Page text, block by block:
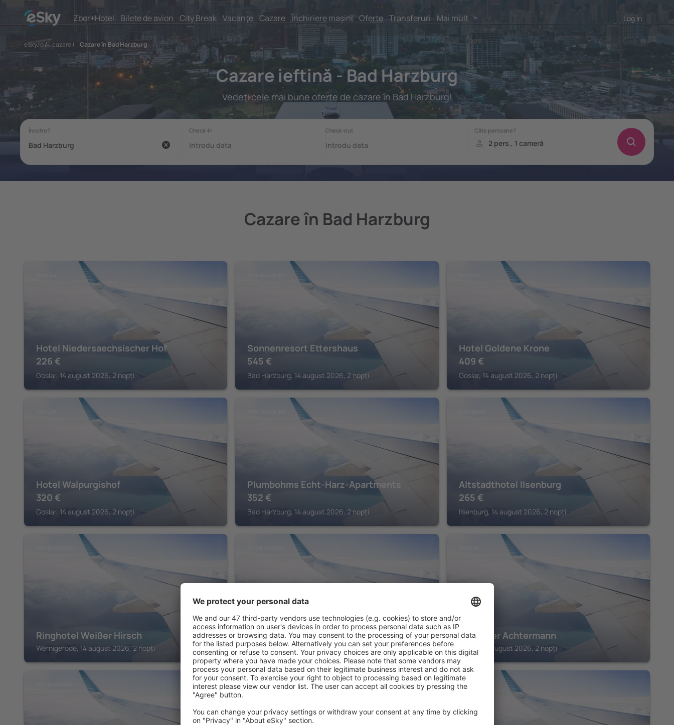
Zbor+Hotel Bilete de avion City Break Vacanţe Cazare Închiriere mașini Oferte Transferuri Mai mult Log in
eSky.ro/ cazare/ Cazare în Bad Harzburg
Cazare ieftină - Bad Harzburg
Vedeţi cele mai bune oferte de cazare în Bad Harzburg!
Cazare în Bad Harzburg
Hotel Niedersaechsischer Hof
226 €
Goslar, 14 august 2026, 2 nopți
Sonnenresort Ettershaus
545 €
Bad Harzburg, 14 august 2026, 2 nopți
Hotel Goldene Krone
409 €
Goslar, 14 august 2026, 2 nopți
Hotel Walpurgishof
320 €
Goslar, 14 august 2026, 2 nopți
Plumbohms Echt-Harz-Apartments
352 €
Bad Harzburg, 14 august 2026, 2 nopți
Altstadthotel Ilsenburg
265 €
Ilsenburg, 14 august 2026, 2 nopți
Ringhotel Weißer Hirsch
Wernigerode, 14 august 2026, 2 nopți
Harzer Kultur- & Kongresshotel
Wernigerode
Wernigerode, 14 august 2026, 2 nopți
Hotel Der Achtermann
Goslar, 14 august 2026, 2 nopți
BRAUNLAGE WERNIGERODE